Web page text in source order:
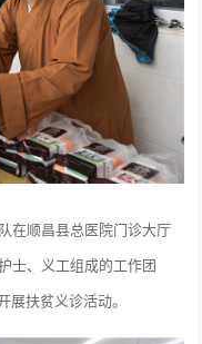
在顺昌县总医院门诊大厅
士、义工组成的工作团
展扶贫义诊活动。